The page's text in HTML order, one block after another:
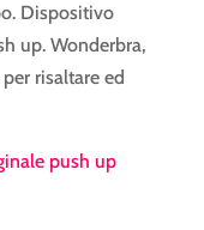
Dispositivo
up. Wonderbra,
risaltare ed
push up